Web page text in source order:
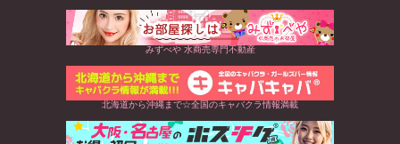
みずべや 水商売専門不動産
北海道から沖縄まで☆全国のキャバクラ情報満載